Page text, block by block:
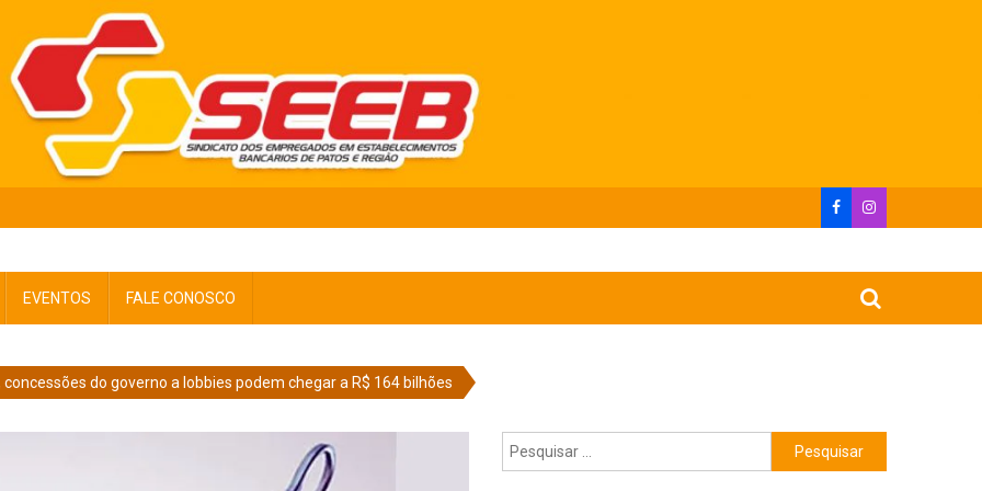
EVENTOS FALE CONOSCO
do governo a lobbies podem chegar a R$ 164 bilhões
Pesquisar
por: